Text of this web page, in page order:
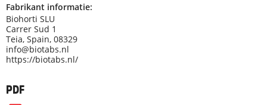
Fabrikant informatie:
Biohorti SLU
Carrer Sud 1
Teia, Spain, 08329
info@biotabs.nl
https://biotabs.nl/
PDF